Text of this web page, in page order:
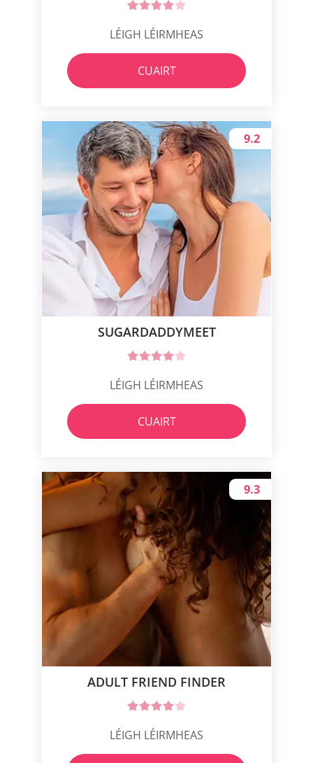
LÉIGH LÉIRMHEAS
CUAIRT
SUGARDADDYMEET
9.2
LÉIGH LÉIRMHEAS
CUAIRT
ADULT FRIEND FINDER
9.3
LÉIGH LÉIRMHEAS